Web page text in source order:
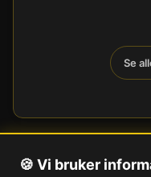
Se
🍪 Vi bruker